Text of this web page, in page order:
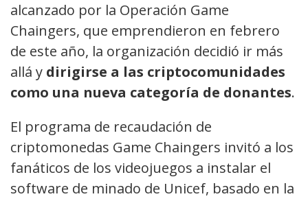
alcanzado por la Operación Game
Chaingers, que emprendieron en febrero
de este año, la organización decidió ir más
allá y dirigirse a las criptocomunidades
como una nueva categoría de donantes.
El programa de recaudación de
criptomonedas Game Chaingers invitó a los
fanáticos de los videojuegos a instalar el
software de minado de Unicef, basado en la